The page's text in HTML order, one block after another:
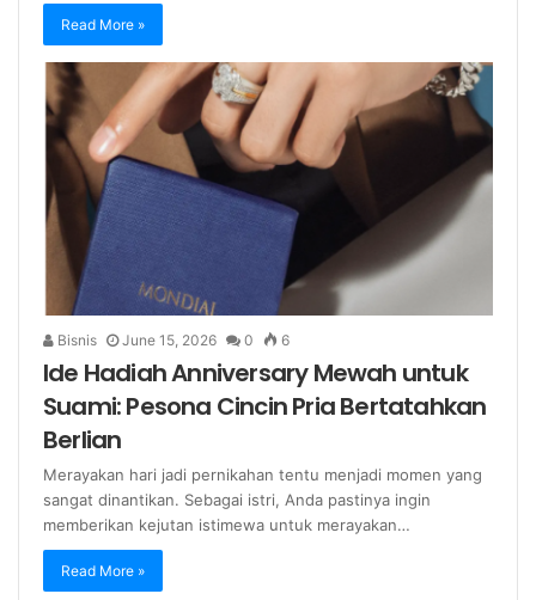
Read More »
Bisnis June 15, 2026 0 6
Ide Hadiah Anniversary Mewah untuk
Suami: Pesona Cincin Pria Bertatahkan
Berlian
Merayakan hari jadi pernikahan tentu menjadi momen yang
sangat dinantikan. Sebagai istri, Anda pastinya ingin
memberikan kejutan istimewa untuk merayakan…
Read More »